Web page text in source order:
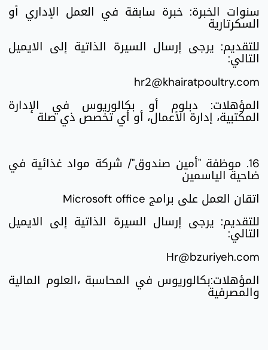
سنوات الخبرة: خبرة سابقة في العمل الإداري أو
السكرتارية
للتقديم: يرجى إرسال السيرة الذاتية إلى الايميل
التالي:
hr2@khairatpoultry.com
المؤهلات: دبلوم أو بكالوريوس في الإدارة
المكتبية، إدارة الأعمال، أو أي تخصص ذي صلة
16. موظفة "أمين صندوق"/ شركة مواد غذائية في
ضاحية الياسمين
اتقان العمل على برامج Microsoft office
للتقديم: يرجى إرسال السيرة الذاتية إلى الايميل
التالي:
Hr@bzuriyeh.com
المؤهلات:بكالوريوس في المحاسبة ،العلوم المالية
والمصرفية